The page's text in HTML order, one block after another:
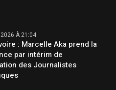
À 21:04
: Marcelle Aka prend la
par intérim de
des Journalistes